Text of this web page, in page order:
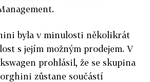
byla v minulosti několikrát
s jejím možným prodejem. V
prohlásil, že se skupina
zůstane součástí